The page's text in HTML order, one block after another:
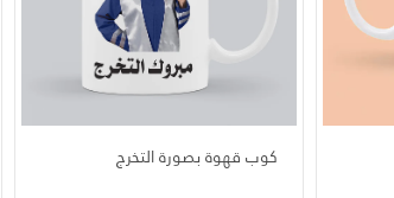
كوب قهوة بصورة التخرج